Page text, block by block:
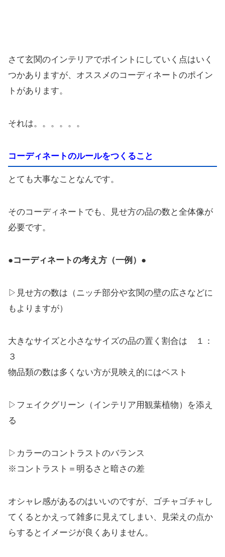
さて玄関のインテリアでポイントにしていく点はいく
つかありますが、オススメのコーディネートのポイン
トがあります。
それは。。。。。。
コーディネートのルールをつくること
とても大事なことなんです。
そのコーディネートでも、見せ方の品の数と全体像が
必要です。
●コーディネートの考え方（一例）●
▷見せ方の数は（ニッチ部分や玄関の壁の広さなどに
もよりますが）
大きなサイズと小さなサイズの品の置く割合は １：
３
物品類の数は多くない方が見映え的にはベスト
▷フェイクグリーン（インテリア用観葉植物）を添え
る
▷カラーのコントラストのバランス
※コントラスト＝明るさと暗さの差
オシャレ感があるのはいいのですが、ゴチャゴチャし
てくるとかえって雑多に見えてしまい、見栄えの点か
らするとイメージが良くありません。